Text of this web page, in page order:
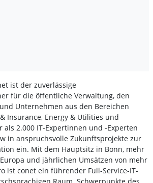
ist der zuverlässige
für die öffentliche Verwaltung, den
Unternehmen aus den Bereichen
Insurance, Energy & Utilities und
2.000 IT-Expertinnen und -Experten
in anspruchsvolle Zukunftsprojekte zur
ein. Mit dem Hauptsitz in Bonn, mehr
und jährlichen Umsätzen von mehr
ist conet ein führender Full-Service-IT-